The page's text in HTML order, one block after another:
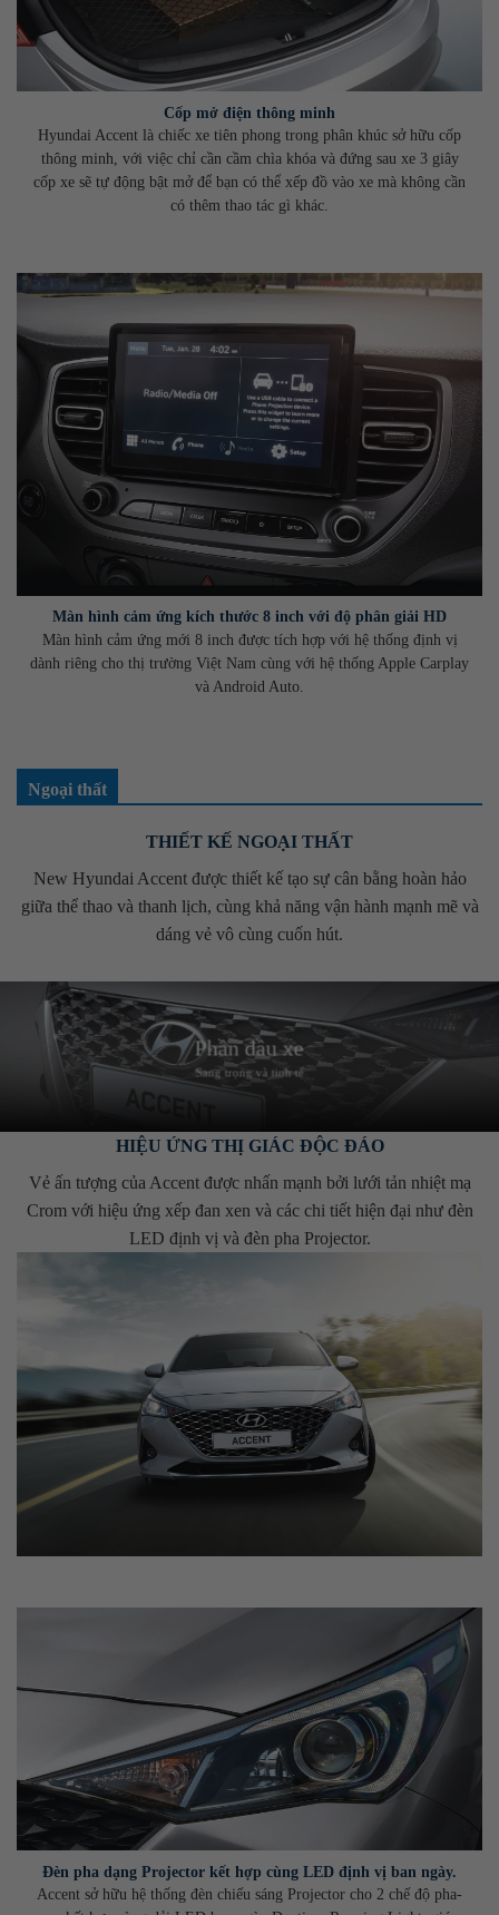
Cốp mở điện thông minh
Hyundai Accent là chiếc xe tiên phong trong phân khúc sở hữu cốp
thông minh, với việc chỉ cần cầm chìa khóa và đứng sau xe 3 giây
cốp xe sẽ tự động bật mở để bạn có thể xếp đồ vào xe mà không cần
có thêm thao tác gì khác.
Màn hình cảm ứng kích thước 8 inch với độ phân giải HD
Màn hình cảm ứng mới 8 inch được tích hợp với hệ thống định vị
dành riêng cho thị trường Việt Nam cùng với hệ thống Apple Carplay
và Android Auto.
Ngoại thất
THIẾT KẾ NGOẠI THẤT
New Hyundai Accent được thiết kế tạo sự cân bằng hoàn hảo
giữa thể thao và thanh lịch, cùng khả năng vận hành mạnh mẽ và
dáng vẻ vô cùng cuốn hút.
Phần đầu xe
Sang trọng và tinh tế
HIỆU ỨNG THỊ GIÁC ĐỘC ĐÁO
Vẻ ấn tượng của Accent được nhấn mạnh bởi lưới tản nhiệt mạ
Crom với hiệu ứng xếp đan xen và các chi tiết hiện đại như đèn
LED định vị và đèn pha Projector.
Đèn pha dạng Projector kết hợp cùng LED định vị ban ngày.
Accent sở hữu hệ thống đèn chiếu sáng Projector cho 2 chế độ pha-